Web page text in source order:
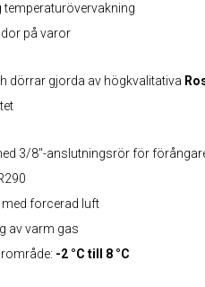
temperaturövervakning
på varor
dörrar gjorda av högkvalitativa
3/8"-anslutningsrör för
forcerad luft
av varm gas
-2 °C till 8 °C